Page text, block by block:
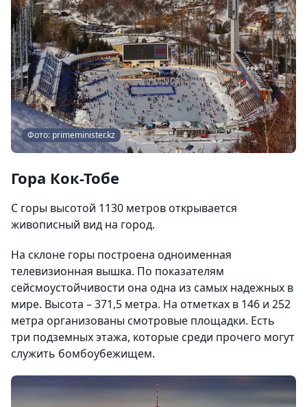
Фото: primeminister.kz
Гора Кок-Тобе
С горы высотой 1130 метров открывается
живописный вид на город.
На склоне горы построена одноименная
телевизионная вышка. По показателям
сейсмоустойчивости она одна из самых надежных в
мире. Высота – 371,5 метра. На отметках в 146 и 252
метра организованы смотровые площадки. Есть
три подземных этажа, которые среди прочего могут
служить бомбоубежищем.